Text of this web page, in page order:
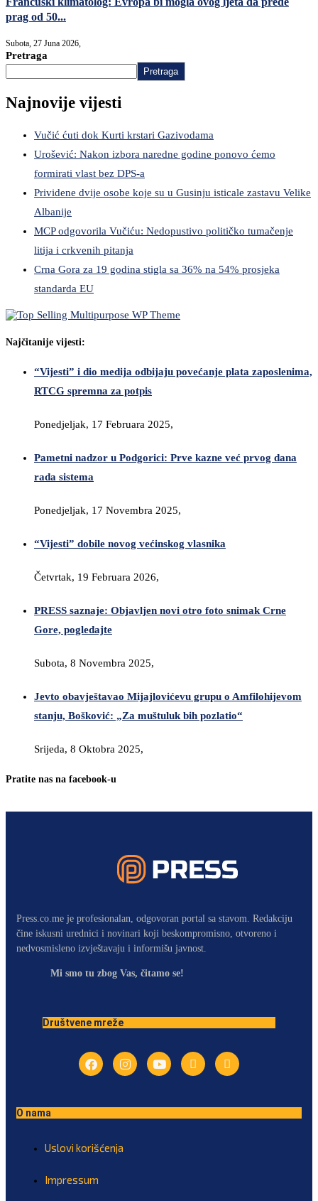
prag od 50...
Subota, 27 Juna 2026,
Pretraga
Pretraga
Najnovije vijesti
Vučić ćuti dok Kurti krstari Gazivodama
Urošević: Nakon izbora naredne godine ponovo ćemo
formirati vlast bez DPS-a
Prividene dvije osobe koje su u Gusinju isticale zastavu Velike
Albanije
MCP odgovorila Vučiću: Nedopustivo političko tumačenje
litija i crkvenih pitanja
Crna Gora za 19 godina stigla sa 36% na 54% prosjeka
standarda EU
Najčitanije vijesti:
“Vijesti” i dio medija odbijaju povećanje plata zaposlenima,
RTCG spremna za potpis
Ponedjeljak, 17 Februara 2025,
Pametni nadzor u Podgorici: Prve kazne već prvog dana
rada sistema
Ponedjeljak, 17 Novembra 2025,
“Vijesti” dobile novog većinskog vlasnika
Četvrtak, 19 Februara 2026,
PRESS saznaje: Objavljen novi otro foto snimak Crne
Gore, pogledajte
Subota, 8 Novembra 2025,
Jevto obavještavao Mijajlovićevu grupu o Amfilohijevom
stanju, Bošković: „Za muštuluk bih pozlatio“
Srijeda, 8 Oktobra 2025,
Pratite nas na facebook-u
Press.co.me je profesionalan, odgovoran portal sa stavom. Redakciju
čine iskusni urednici i novinari koji beskompromisno, otvoreno i
nedvosmisleno izvještavaju i informišu javnost.
Mi smo tu zbog Vas, čitamo se!
Društvene mreže
O nama
Uslovi korišćenja
Impressum